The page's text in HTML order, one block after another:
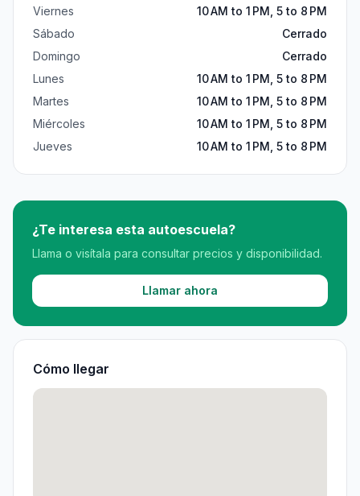
Viernes
10 AM to 1 PM, 5 to 8 PM
Sábado
Cerrado
Domingo
Cerrado
Lunes
10 AM to 1 PM, 5 to 8 PM
Martes
10 AM to 1 PM, 5 to 8 PM
Miércoles
10 AM to 1 PM, 5 to 8 PM
Jueves
10 AM to 1 PM, 5 to 8 PM
¿Te interesa esta autoescuela?
Llama o visítala para consultar precios y disponibilidad.
Llamar ahora
Cómo llegar